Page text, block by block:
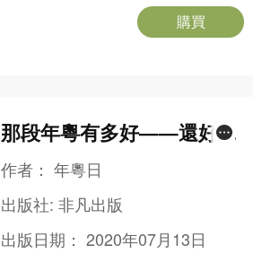
購買
那段年粵有多好——還好我
們有廣東歌
作者：年粵日
出版社:非凡出版
出版日期：2020年07月13日